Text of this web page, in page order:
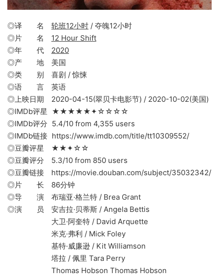
◎译 名 轮班12小时 / 夺魄12小时
◎片 名 12 Hour Shift
◎年 代 2020
◎产 地 美国
◎类 别 喜剧 / 惊悚
◎语 言 英语
◎上映日期 2020-04-15(翠贝卡电影节) / 2020-10-02(美国)
◎IMDb评星 ★★★★★✦☆☆☆☆
◎IMDb评分 5.4/10 from 4,355 users
◎IMDb链接 https://www.imdb.com/title/tt10309552/
◎豆瓣评星 ★★✦☆☆
◎豆瓣评分 5.3/10 from 850 users
◎豆瓣链接 https://movie.douban.com/subject/35032342/
◎片 长 86分钟
◎导 演 布瑞亚·格兰特 / Brea Grant
◎演 员 安吉拉·贝蒂斯 / Angela Bettis
大卫·阿奎特 / David Arquette
米克·弗利 / Mick Foley
基特·威廉逊 / Kit Williamson
塔拉 / 佩里 Tara Perry
Thomas Hobson Thomas Hobson